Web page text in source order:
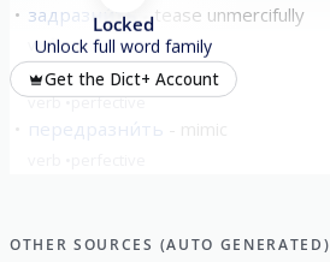
задразни́ть tease unmercifully
verb perfective
раздразни́ть tease
verb perfective
передразни́ть
Locked
Unlock full word family
Get the Dict+ Account
OTHER SOURCES (AUTO GENERATED)